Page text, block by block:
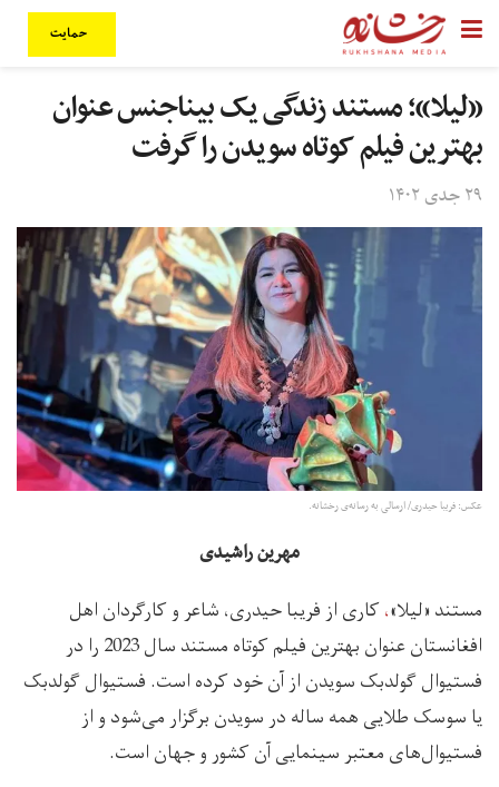
حمایت
«لیلا»؛ مستند زندگی یک بیناجنس عنوان
بهترین فیلم کوتاه سویدن را گرفت
۲۹ جدی ۱۴۰۲
عکس: فریبا حیدری/ ارسالی به رسانه‌ی رخشانه.
مهرین راشیدی
مستند «لیلا»،کاری از فریبا حیدری، شاعر و کارگردان اهل
افغانستان عنوان بهترین فیلم کوتاه مستند سال 2023 را در
فستیوال گولدبک سویدن از آن خود کرده است. فستیوال گولدبک
یا سوسک‌ طلایی همه ساله در سویدن برگزار می‌شود و از
فستیوال‌های معتبر سینمایی آن کشور و جهان است.